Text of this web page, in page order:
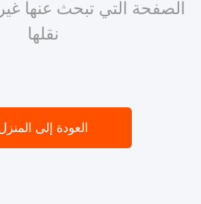
الصفحة التي تبحث عنها
نقلها
العودة إلى